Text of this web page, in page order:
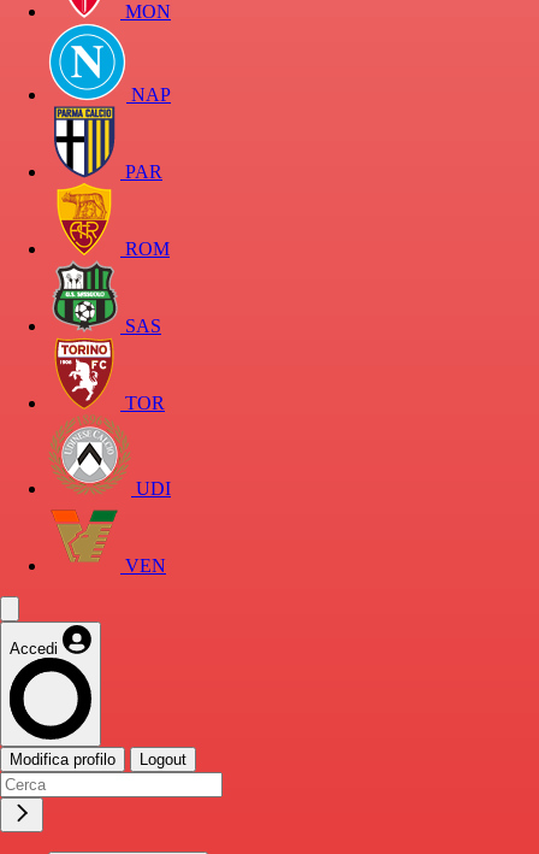
MON
NAP
PAR
ROM
SAS
TOR
UDI
VEN
Accedi
Modifica profilo Logout